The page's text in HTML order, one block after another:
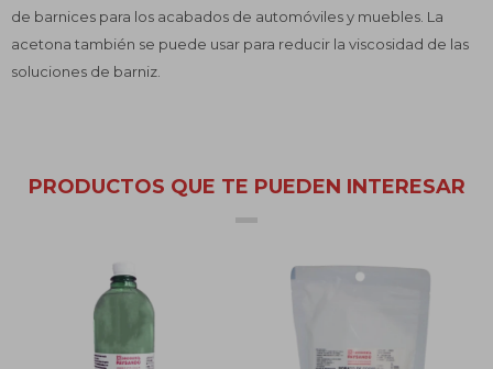
de barnices para los acabados de automóviles y muebles. La
acetona también se puede usar para reducir la viscosidad de las
soluciones de barniz.
PRODUCTOS QUE TE PUEDEN INTERESAR